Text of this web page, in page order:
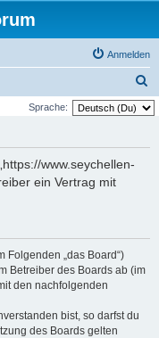
Anmelden
u
Sprache:
www.seychellen-
ein Vertrag mit
Folgenden „das Board“)
Betreiber des Boards ab (im
den nachfolgenden
bist, so darfst du
des Boards gelten